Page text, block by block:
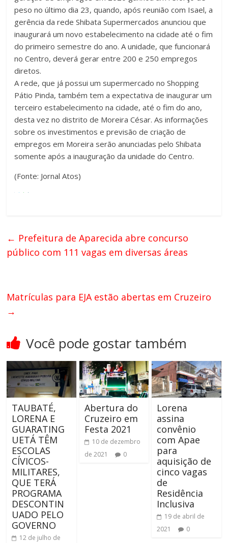
peso no último dia 23, quando, após reunião com Isael, a
gerência da rede Shibata Supermercados anunciou que
inaugurará um novo estabelecimento na cidade até o fim
do primeiro semestre do ano. A unidade, que funcionará
no Centro, deverá gerar entre 200 e 250 empregos
diretos.
A rede, que já possui um supermercado no Shopping
Pátio Pinda, também tem a expectativa de inaugurar um
terceiro estabelecimento na cidade, até o fim do ano,
desta vez no distrito de Moreira César. As informações
sobre os investimentos e previsão de criação de
empregos em Moreira serão anunciadas pelo Shibata
somente após a inauguração da unidade do Centro.
(Fonte: Jornal Atos)
← Prefeitura de Aparecida abre concurso
público com 111 vagas em diversas áreas
Matrículas para EJA estão abertas em Cruzeiro
→
Você pode gostar também
TAUBATÉ,
LORENA E
GUARATING
UETÁ TÊM
ESCOLAS
CÍVICOS-
MILITARES,
QUE TERÁ
PROGRAMA
DESCONTIN
UADO PELO
GOVERNO
12 de julho de
Abertura do
Cruzeiro em
Festa 2021
10 de dezembro
de 2021
0
Lorena
assina
convênio
com Apae
para
aquisição de
cinco vagas
de
Residência
Inclusiva
19 de abril de
2021
0